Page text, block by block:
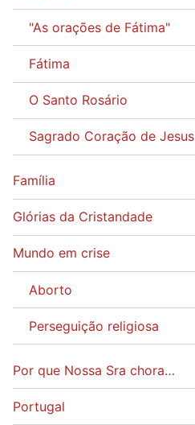
"As orações de Fátima"
Fátima
O Santo Rosário
Sagrado Coração de Jesus
Família
Glórias da Cristandade
Mundo em crise
Aborto
Perseguição religiosa
Por que Nossa Sra chora…
Portugal